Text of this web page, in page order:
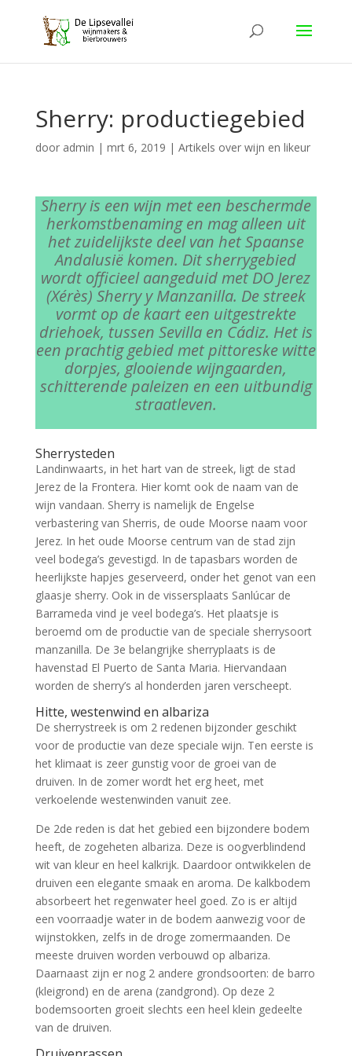
Sherry: productiegebied
door admin | mrt 6, 2019 | Artikels over wijn en likeur
Sherry is een wijn met een beschermde
herkomstbenaming en mag alleen uit
het zuidelijkste deel van het Spaanse
Andalusië komen. Dit sherrygebied
wordt officieel aangeduid met DO Jerez
(Xérès) Sherry y Manzanilla. De streek
vormt op de kaart een uitgestrekte
driehoek, tussen Sevilla en Cádiz. Het is
een prachtig gebied met pittoreske witte
dorpjes, glooiende wijngaarden,
schitterende paleizen en een uitbundig
straatleven.
Sherrysteden
Landinwaarts, in het hart van de streek, ligt de stad
Jerez de la Frontera. Hier komt ook de naam van de
wijn vandaan. Sherry is namelijk de Engelse
verbastering van Sherris, de oude Moorse naam voor
Jerez. In het oude Moorse centrum van de stad zijn
veel bodega’s gevestigd. In de tapasbars worden de
heerlijkste hapjes geserveerd, onder het genot van een
glaasje sherry. Ook in de vissersplaats Sanlúcar de
Barrameda vind je veel bodega’s. Het plaatsje is
beroemd om de productie van de speciale sherrysoort
manzanilla. De 3e belangrijke sherryplaats is de
havenstad El Puerto de Santa Maria. Hiervandaan
worden de sherry’s al honderden jaren verscheept.
Hitte, westenwind en albariza
De sherrystreek is om 2 redenen bijzonder geschikt
voor de productie van deze speciale wijn. Ten eerste is
het klimaat is zeer gunstig voor de groei van de
druiven. In de zomer wordt het erg heet, met
verkoelende westenwinden vanuit zee.
De 2de reden is dat het gebied een bijzondere bodem
heeft, de zogeheten albariza. Deze is oogverblindend
wit van kleur en heel kalkrijk. Daardoor ontwikkelen de
druiven een elegante smaak en aroma. De kalkbodem
absorbeert het regenwater heel goed. Zo is er altijd
een voorraadje water in de bodem aanwezig voor de
wijnstokken, zelfs in de droge zomermaanden. De
meeste druiven worden verbouwd op albariza.
Daarnaast zijn er nog 2 andere grondsoorten: de barro
(kleigrond) en de arena (zandgrond). Op deze 2
bodemsoorten groeit slechts een heel klein gedeelte
van de druiven.